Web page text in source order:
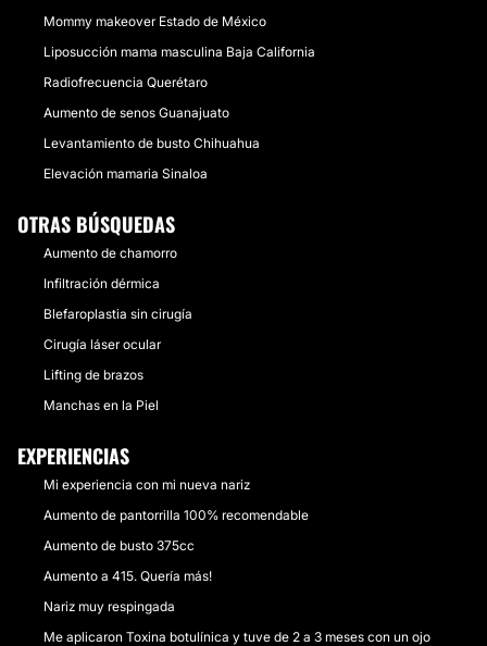
Mommy makeover Estado de México
Liposucción mama masculina Baja California
Radiofrecuencia Querétaro
Aumento de senos Guanajuato
Levantamiento de busto Chihuahua
Elevación mamaria Sinaloa
OTRAS BÚSQUEDAS
Aumento de chamorro
Infiltración dérmica
Blefaroplastia sin cirugía
Cirugía láser ocular
Lifting de brazos
Manchas en la Piel
EXPERIENCIAS
Mi experiencia con mi nueva nariz
Aumento de pantorrilla 100% recomendable
Aumento de busto 375cc
Aumento a 415. Quería más!
Nariz muy respingada
Me aplicaron Toxina botulínica y tuve de 2 a 3 meses con un ojo